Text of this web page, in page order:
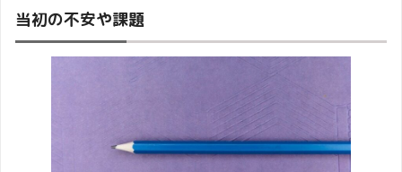
当初の不安や課題